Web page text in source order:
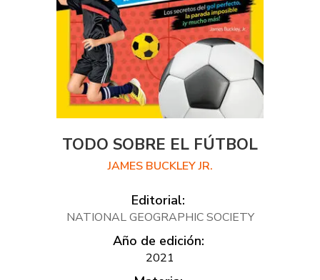
TODO SOBRE EL FÚTBOL
JAMES BUCKLEY JR.
Editorial:
NATIONAL GEOGRAPHIC SOCIETY
Año de edición:
2021